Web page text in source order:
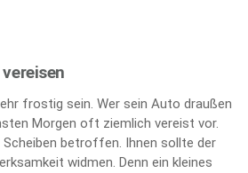
frostig sein. Wer sein Auto draußen
Morgen oft ziemlich vereist vor.
Scheiben betroffen. Ihnen sollte der
widmen. Denn ein kleines